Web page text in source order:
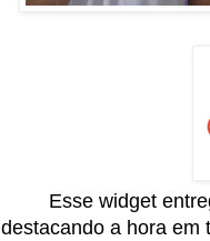
Esse widget
destacando a hora em